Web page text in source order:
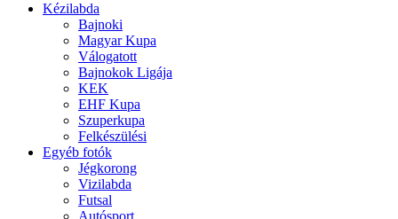
Kézilabda
Bajnoki
Magyar Kupa
Válogatott
Bajnokok Ligája
KEK
EHF Kupa
Szuperkupa
Felkészülési
Egyéb fotók
Jégkorong
Vizilabda
Futsal
Autósport